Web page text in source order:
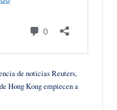
de noticias Reuters,
Hong Kong empiecen a